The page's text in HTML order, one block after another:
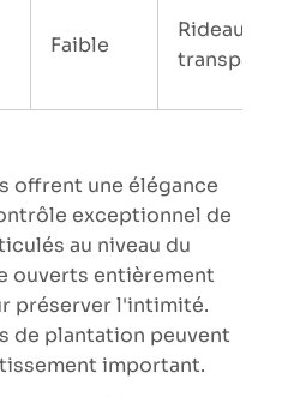
Faible
Rideaux
offrent une élégance
exceptionnel de
au niveau du
ouverts entièrement
préserver l'intimité.
de plantation peuvent
important.